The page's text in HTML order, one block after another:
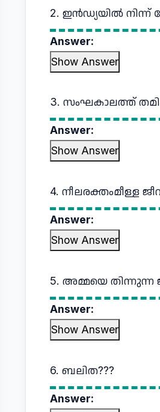
2. ഇന്‍ഡ്യയില്‍
Answer:
Show Answer
3. സംഘകാലത്ത്‌
Answer:
Show Answer
4. നീലരക്തംമീള്ള
Answer:
Show Answer
5. അമ്മയെ തിന്നുന്ന
Answer:
Show Answer
6. ബലിത???
Answer: